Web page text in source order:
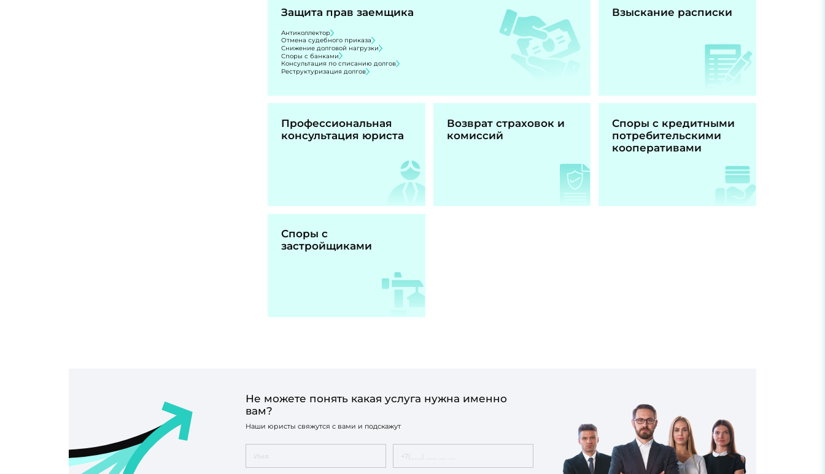
Защита прав заемщика
Антиколлектор
Отмена судебного приказа
Снижение долговой нагрузки
Споры с банками
Консультация по списанию долгов
Реструктуризация долгов
Взыскание расписки
Профессиональная
консультация юриста
Возврат страховок и
комиссий
Споры с кредитными
потребительскими
кооперативами
Споры с
застройщиками
Не можете понять какая услуга нужна именно
вам?
Наши юристы свяжутся с вами и подскажут